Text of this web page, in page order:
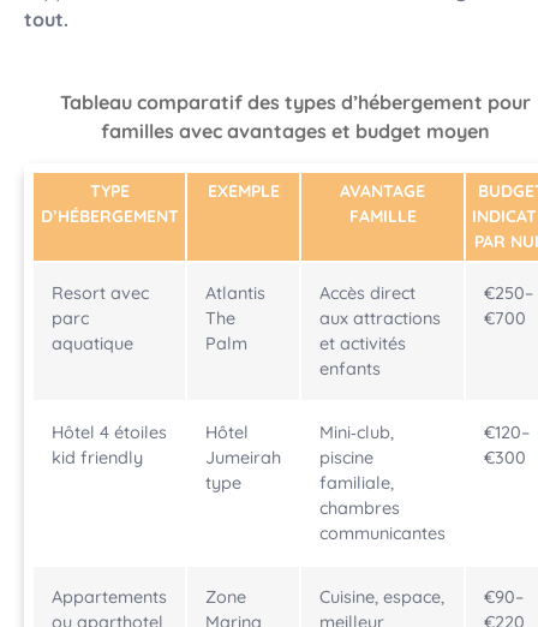
tout.
Tableau comparatif des types d’hébergement pour
familles avec avantages et budget moyen
TYPE
D’HÉBERGEMENT
EXEMPLE
AVANTAGE
FAMILLE
PAR
Resort avec
parc
aquatique
Atlantis
The
Palm
Accès direct
aux attractions
et activités
enfants
€250–
€700
Hôtel 4 étoiles
kid friendly
Hôtel
Jumeirah
type
Mini‑club,
piscine
familiale,
chambres
communicantes
€120–
€300
Appartements
ou aparthotel
Zone
Marina
Cuisine, espace,
meilleur
€90–
€220